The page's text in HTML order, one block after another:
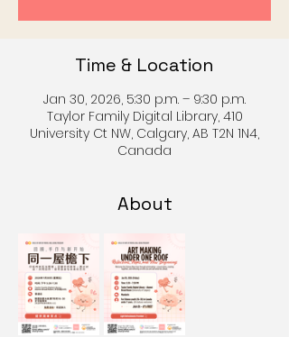
Time & Location
Jan 30, 2026, 5:30 p.m. – 9:30 p.m.
Taylor Family Digital Library, 410
University Ct NW, Calgary, AB T2N 1N4,
Canada
About